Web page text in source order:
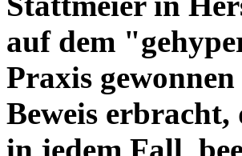
auf dem
Praxis
Beweis erbracht,
in jedem Fall